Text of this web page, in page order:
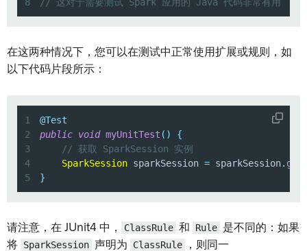
在这两种情况下，您可以在测试中正常使用扩展或规则，如
以下代码片段所示：
1
@Test
2
public void myUnitTest ( )
{
3
// 获取 SparkSession 实例
4
SparkSession sparkSession = sparkSession. get
5
}
请注意，在 JUnit4 中， ClassRule 和 Rule 是不同的：如果
将 SparkSession 声明为 ClassRule
，则同一